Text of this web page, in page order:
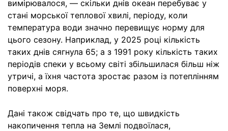
вимірювалося, — скільки днів океан перебуває у
стані морської теплової хвилі, періоду, коли
температура води значно перевищує норму для
цього сезону. Наприклад, у 2025 році кількість
таких днів сягнула 65; а з 1991 року кількість таких
періодів спеки у всьому світі збільшилася більш ніж
утричі, а їхня частота зростає разом із потеплінням
поверхні моря.
Дані також свідчать про те, що швидкість
накопичення тепла на Землі подвоїлася,